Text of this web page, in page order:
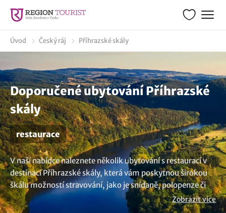
Úvod Český ráj Příhrazské skály
Doporučené ubytování Příhrazské
skály
restaurace
V naší nabídce naleznete několik ubytování s restaurací v
destinaci Příhrazské skály, která vám poskytnou širokou
škálu možností stravování, jako je snídaně, polopenze či
plná penze. Bez ohledu na vaše preference, u nás s jistotou
najdete ubytovací zařízení, která provozují restauraci nebo
Zobrazit více